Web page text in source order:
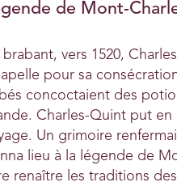
de Mont-
brabant, vers 1520,
pour sa
concoctaient des
Charles-Quint put
Un grimoire
lieu à la légende de
renaître les traditions